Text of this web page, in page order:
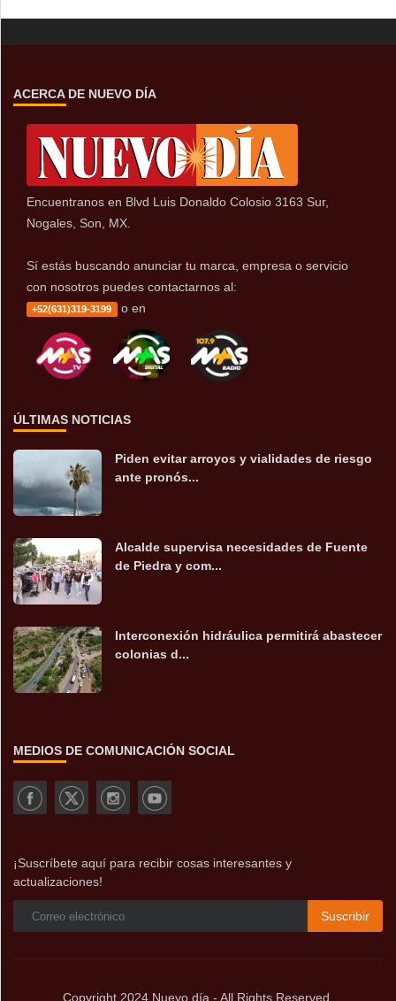
ACERCA DE NUEVO DÍA
Encuentranos en Blvd Luis Donaldo Colosio 3163 Sur,
Nogales, Son, MX.
Sí estás buscando anunciar tu marca, empresa o servicio
con nosotros puedes contactarnos al:
+52(631)319-3199 o en
ÚLTIMAS NOTICIAS
Piden evitar arroyos y vialidades de riesgo
ante pronós...
Alcalde supervisa necesidades de Fuente
de Piedra y com...
Interconexión hidráulica permitirá abastecer
colonias d...
MEDIOS DE COMUNICACIÓN SOCIAL
¡Suscríbete aquí para recibir cosas interesantes y
actualizaciones!
Suscribir
Copyright 2024 Nuevo día - All Rights Reserved.